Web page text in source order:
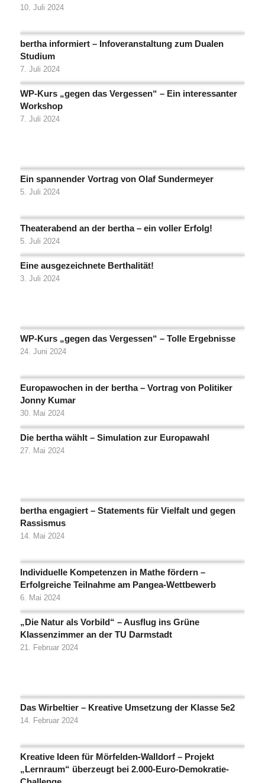
10. Juli 2024
bertha informiert – Infoveranstaltung zum Dualen
Studium
7. Juli 2024
WP-Kurs „gegen das Vergessen“ – Ein interessanter
Workshop
7. Juli 2024
Ein spannender Vortrag von Olaf Sundermeyer
5. Juli 2024
Theaterabend an der bertha – ein voller Erfolg!
5. Juli 2024
Eine ausgezeichnete Berthalität!
3. Juli 2024
WP-Kurs „gegen das Vergessen“ – Tolle Ergebnisse
24. Juni 2024
Europawochen in der bertha – Vortrag von Politiker
Jonny Kumar
30. Mai 2024
Die bertha wählt – Simulation zur Europawahl
27. Mai 2024
bertha engagiert – Statements für Vielfalt und gegen
Rassismus
14. Mai 2024
Individuelle Kompetenzen in Mathe fördern –
Erfolgreiche Teilnahme am Pangea-Wettbewerb
6. Mai 2024
„Die Natur als Vorbild“ – Ausflug ins Grüne
Klassenzimmer an der TU Darmstadt
21. Februar 2024
Das Wirbeltier – Kreative Umsetzung der Klasse 5e2
14. Februar 2024
Kreative Ideen für Mörfelden-Walldorf – Projekt
„Lernraum“ überzeugt bei 2.000-Euro-Demokratie-